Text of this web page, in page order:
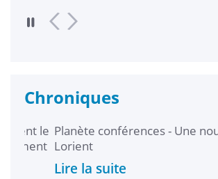
Chroniques
Planète conférences - Une nouvelle
Lorient
Lire la suite